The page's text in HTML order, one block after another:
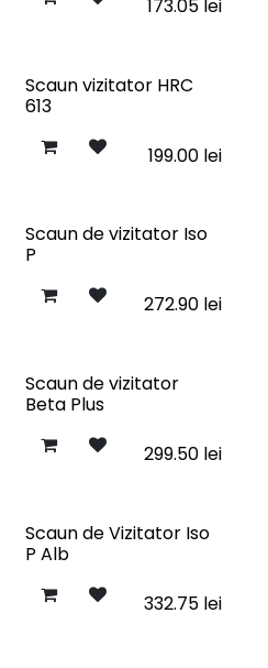
173.05 lei
Scaun vizitator HRC
613
199.00 lei
Scaun de vizitator Iso
P
272.90 lei
Scaun de vizitator
Beta Plus
299.50 lei
Scaun de Vizitator Iso
P Alb
332.75 lei